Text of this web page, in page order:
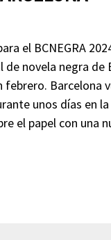
el BCNEGRA
de novela negra de
febrero. Barcelona
unos días en
el papel con una